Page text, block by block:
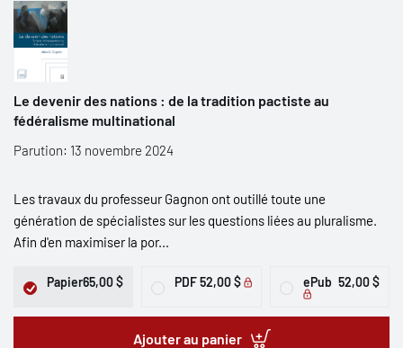
Le devenir des nations : de la tradition pactiste au
fédéralisme multinational
Parution: 13 novembre 2024
Les travaux du professeur Gagnon ont outillé toute une
génération de spécialistes sur les questions liées au pluralisme.
Afin d'en maximiser la por...
Papier65,00 $ PDF52,00 $ ePub 52,00 $
Ajouter au panier